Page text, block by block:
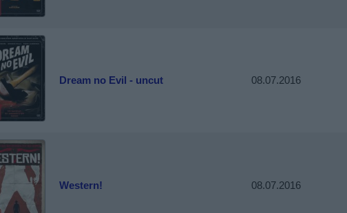
Dream no Evil - uncut 08.07.2016
Western! 08.07.2016